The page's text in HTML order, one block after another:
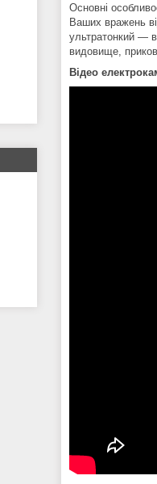
Основні
Ваших вражень
ультратонкий ―
видовище,
Відео